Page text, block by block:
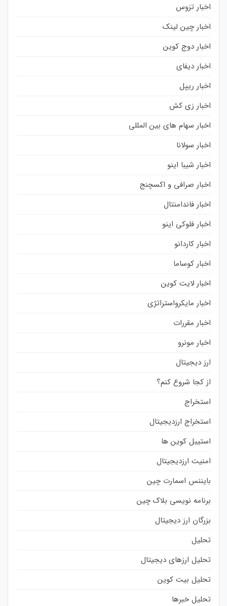
اخبار تزوس
اخبار چین لینک
اخبار دوج کوین
اخبار دیفای
اخبار ریپل
اخبار زی کش
اخبار سهام های بین المللی
اخبار سولانا
اخبار شیبا اینو
اخبار صرافی و اکسچنج
اخبار فاندامنتال
اخبار فلوکی اینو
اخبار کاردانو
اخبار کوساما
اخبار لایت کوین
اخبار مایکرواستراتژی
اخبار مقررات
اخبار مونرو
ارز دیجیتال
از کجا شروع کنم؟
استخراج
استخراج ارزدیجیتال
استیبل کوین ها
امنیت ارزدیجیتال
بایننس اسمارت چین
برنامه نویسی بلاک چین
بزرگان ارز دیجیتال
تحلیل
تحلیل ارزهای دیجیتال
تحلیل بیت کوین
تحلیل خبرها